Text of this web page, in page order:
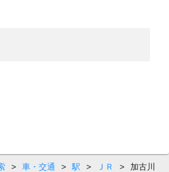
> 車・交通 > 駅 > ＪＲ >
加古川